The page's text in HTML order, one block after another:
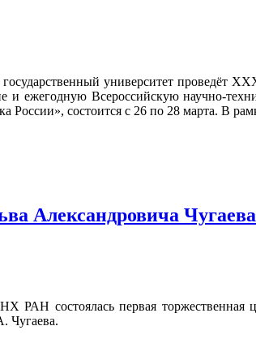
университет проведёт
и ежегодную Всероссийскую научно-
России», состоится с 26 по 28 марта. В
Александровича Чугаева
РАН состоялась первая торжественная
Чугаева.